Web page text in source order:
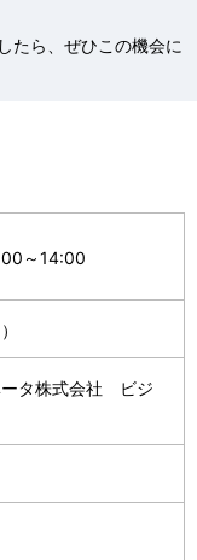
たら、ぜひこの機会に
～14:00
ータ株式会社 ビジ